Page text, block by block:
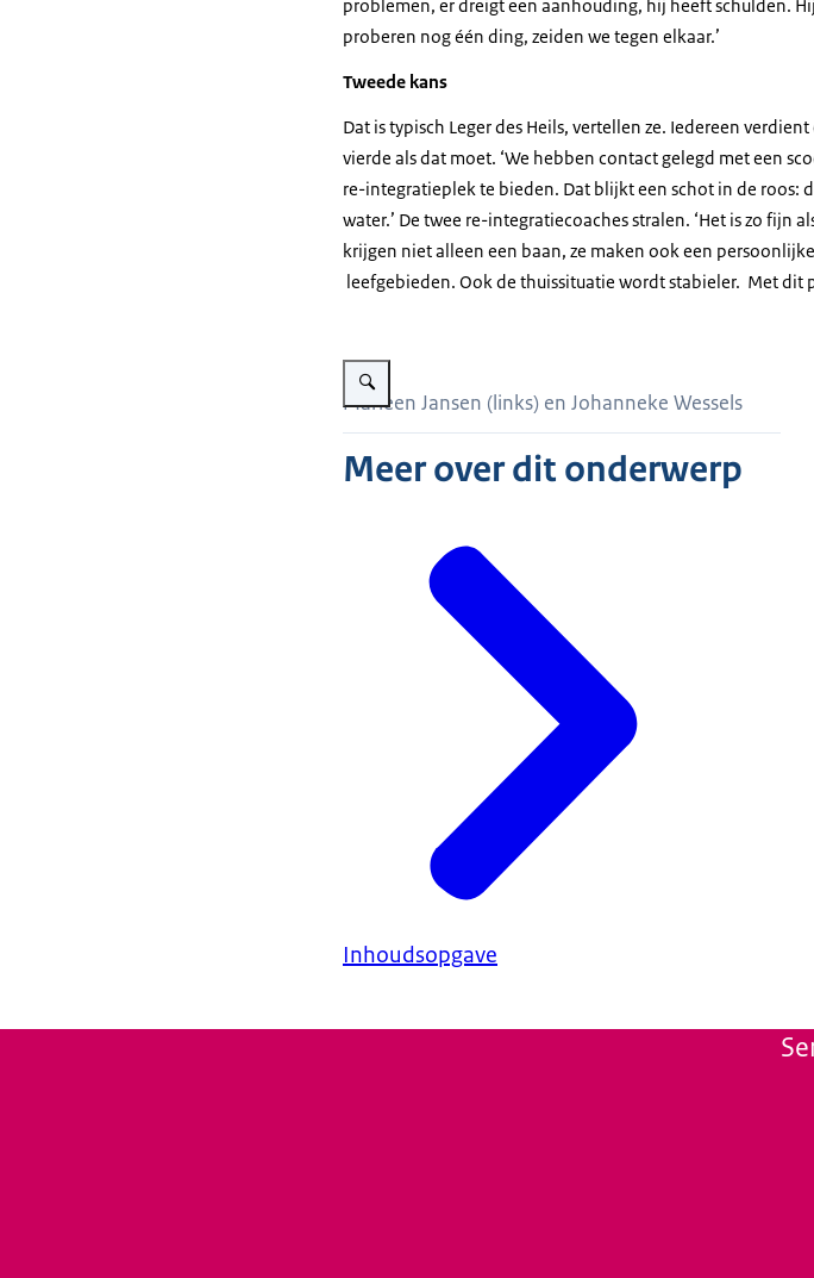
problemen, er dreigt een aanhouding, hij heeft schulden.
proberen nog één ding, zeiden we tegen elkaar.’
Tweede kans
Dat is typisch Leger des Heils, vertellen ze. Iedereen
vierde als dat moet. ‘We hebben contact gelegd met een
re-integratieplek te bieden. Dat blijkt een schot in de roos:
water.’ De twee re-integratiecoaches stralen. ‘Het is zo fijn
krijgen niet alleen een baan, ze maken ook een
leefgebieden. Ook de thuissituatie wordt stabieler. Met dit
Vergroot afbeelding Marleen Jansen en Johanneke Wessels
Marleen Jansen (links) en Johanneke Wessels
Meer over dit onderwerp
Inhoudsopgave